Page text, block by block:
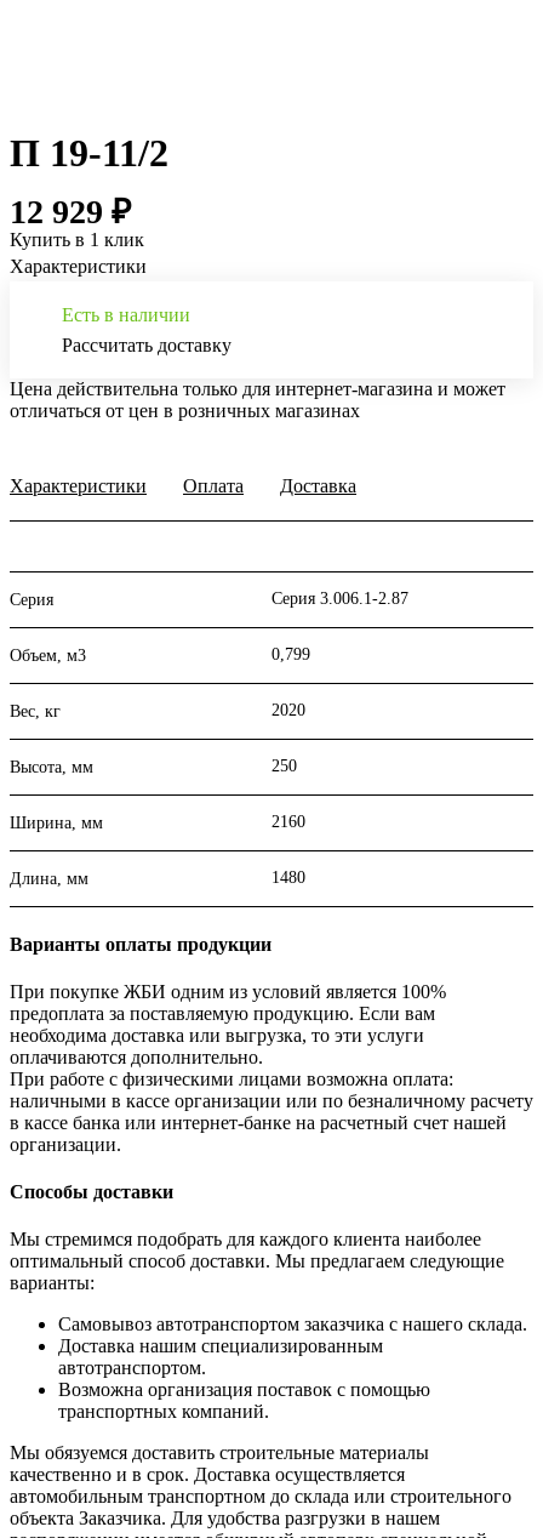
П 19-11/2
12 929 ₽
Купить в 1 клик
Характеристики
Есть в наличии
Рассчитать доставку
Цена действительна только для интернет-магазина и может
отличаться от цен в розничных магазинах
Характеристики Оплата Доставка
Серия Серия 3.006.1-2.87
Объем, м3 0,799
Вес, кг 2020
Высота, мм 250
Ширина, мм 2160
Длина, мм 1480
Варианты оплаты продукции
При покупке ЖБИ одним из условий является 100%
предоплата за поставляемую продукцию. Если вам
необходима доставка или выгрузка, то эти услуги
оплачиваются дополнительно.
При работе с физическими лицами возможна оплата:
наличными в кассе организации или по безналичному расчету
в кассе банка или интернет-банке на расчетный счет нашей
организации.
Способы доставки
Мы стремимся подобрать для каждого клиента наиболее
оптимальный способ доставки. Мы предлагаем следующие
варианты:
Самовывоз автотранспортом заказчика с нашего склада.
Доставка нашим специализированным
автотранспортом.
Возможна организация поставок с помощью
транспортных компаний.
Мы обязуемся доставить строительные материалы
качественно и в срок. Доставка осуществляется
автомобильным транспортном до склада или строительного
объекта Заказчика. Для удобства разгрузки в нашем